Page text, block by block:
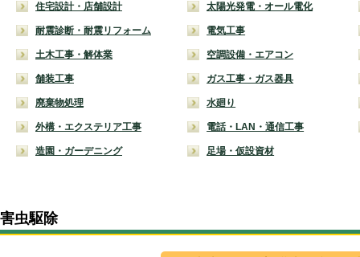
住宅設計・店舗設計
耐震診断・耐震リフォーム
土木工事・解体業
舗装工事
廃棄物処理
外構・エクステリア工事
造園・ガーデニング
太陽光発電・オール電化
電気工事
空調設備・エアコン
ガス工事・ガス器具
水廻り
電話・LAN・通信工事
足場・仮設資材
害虫駆除